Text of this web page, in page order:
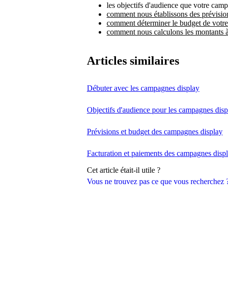
Vous ne trouvez pas ce que vous recherchez
les objectifs d'audience que votre
comment nous établissons des
comment déterminer le budget de
comment nous calculons les montants
Articles similaires
Débuter avec les campagnes display
Objectifs d'audience pour les campagnes
Prévisions et budget des campagnes display
Facturation et paiements des campagnes
Cet article était-il utile ?